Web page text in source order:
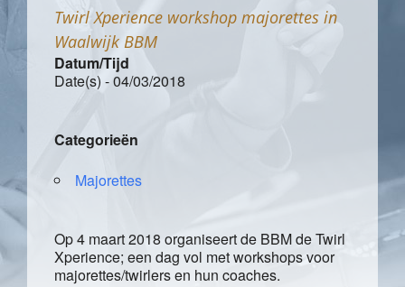
Twirl Xperience workshop majorettes in
Waalwijk BBM
Datum/Tijd
Date(s) - 04/03/2018
Categorieën
Majorettes
Op 4 maart 2018 organiseert de BBM de Twirl
Xperience; een dag vol met workshops voor
majorettes/twirlers en hun coaches.